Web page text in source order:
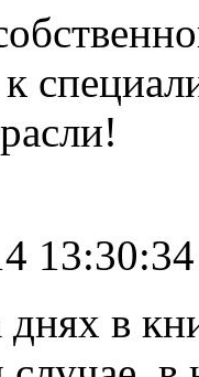
13:30:34
днях в